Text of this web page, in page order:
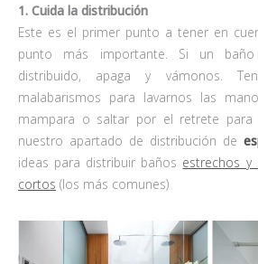
1. Cuida la distribución
Este es el primer punto a tener en
punto más importante. Si un
distribuido, apaga y vámonos.
malabarismos para lavarnos las
mampara o saltar por el retrete para
nuestro apartado de distribución de
ideas para distribuir baños estrechos y
cortos (los más comunes)